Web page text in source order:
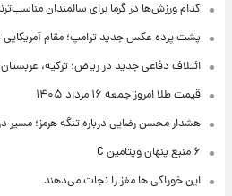
کدام ورزش‌ها در گرما برای سالمندان
پشت پرده عکس جدید ترامپ؛ مقام
ائتلاف دفاعی جدید در ریاض؛ ترکیه،
قیمت طلا امروز جمعه ۱۶ مرداد ۱۴۰۵
هشدار محسن رضایی درباره تنگه هرمز؛ مسیر
۶ منبع پنهان ویتامین C
این خوراکی ها مغز را نجات می‌دهند